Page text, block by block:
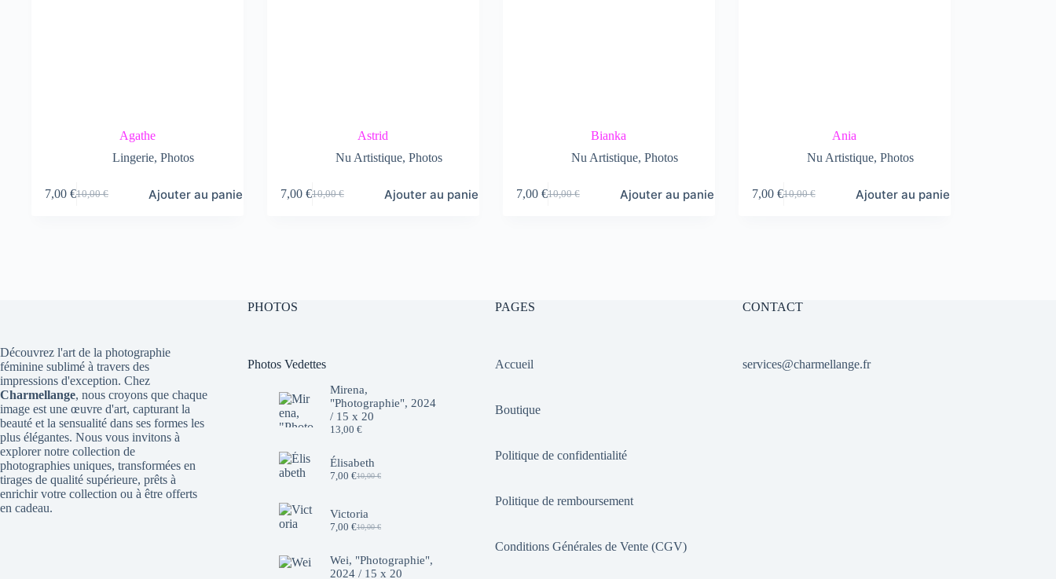
Agathe
Lingerie, Photos
10,00€
Le
7,00 €Le
Ajouter au panier
Astrid
Nu Artistique, Photos
10,00€
Le
7,00 €Le
Ajouter au panier
Bianka
Nu Artistique, Photos
10,00€
Le
7,00 €Le
Ajouter au panier
Ania
Nu Artistique, Photos
10,00€
Le
7,00 €Le
Ajouter au panier
Découvrez l'art de la photographie
féminine sublimé à travers des
impressions d'exception. Chez
Charmellange, nous croyons que chaque
image est une œuvre d'art, capturant la
beauté et la sensualité dans ses formes les
plus élégantes. Nous vous invitons à
explorer notre collection de
photographies uniques, transformées en
tirages de qualité supérieure, prêts à
enrichir votre collection ou à être offerts
en cadeau.
PHOTOS
Photos Vedettes
Mirena,
"Photographie", 2024
/ 15 x 20
13,00 €
Élisabeth
10,00€
Le
était :
10,00 €.
7,00 €Le
est :
7,00 €.
Victoria
10,00€
Le
initial
était :
7,00 €Le
actuel
est :
Wei, "Photographie",
2024 / 15 x 20
PAGES
Accueil
Boutique
Politique de confidentialité
Politique de remboursement
Conditions Générales de Vente (CGV)
CONTACT
services@charmellange.fr